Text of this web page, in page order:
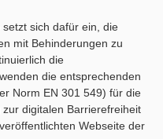
sich dafür ein, die
mit Behinderungen zu
die
die entsprechenden
Norm EN 301 549) für die
digitalen Barrierefreiheit
Webseite der